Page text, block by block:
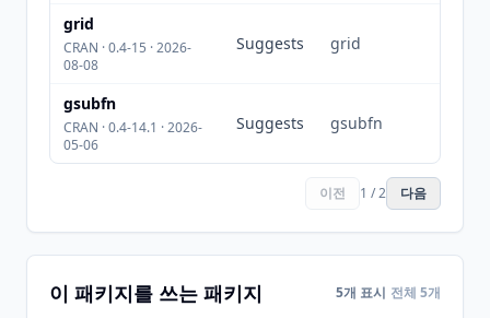
grid
CRAN · 0.4-15 · 2026-
08-08
Suggests grid
gsubfn
CRAN · 0.4-14.1 · 2026-
05-06
Suggests gsubfn
이전 1 / 2 다음
이 패키지를 쓰는 패키지 5개 표시 전체 5개